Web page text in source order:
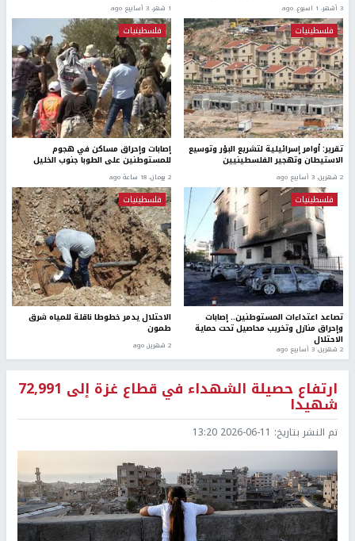
3 أشهر، 1 اسبوع. ago 1 شهر، 3 أسابيع ago
فلسطينيات
تقرير: أوامر إسرائيلية لتشريع البؤر وتوسيع
الاستيطان وتهجير الفلسطينيين
2 شهرين، 3 أسابيع ago
فلسطينيات
إصابات وإحراق مساكن في هجوم
للمستوطنين على الطوبا جنوب الخليل
2 يومان، 18 ساعة ago
فلسطينيات
تصاعد اعتداءات المستوطنين.. إصابات
وإحراق منازل وتخريب محاصيل تحت حماية
الاحتلال
2 شهرين، 3 أسابيع ago
فلسطينيات
الاحتلال يدمر خطوطا ناقلة للمياه شرق
طمون
2 شهرين ago
ارتفاع حصيلة الشهداء في قطاع غزة إلى 72,991
شهيدا
تم النشر بتاريخ: 2026-06-11 13:20